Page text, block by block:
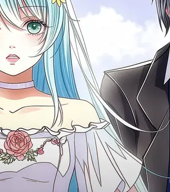
Woes, I Met